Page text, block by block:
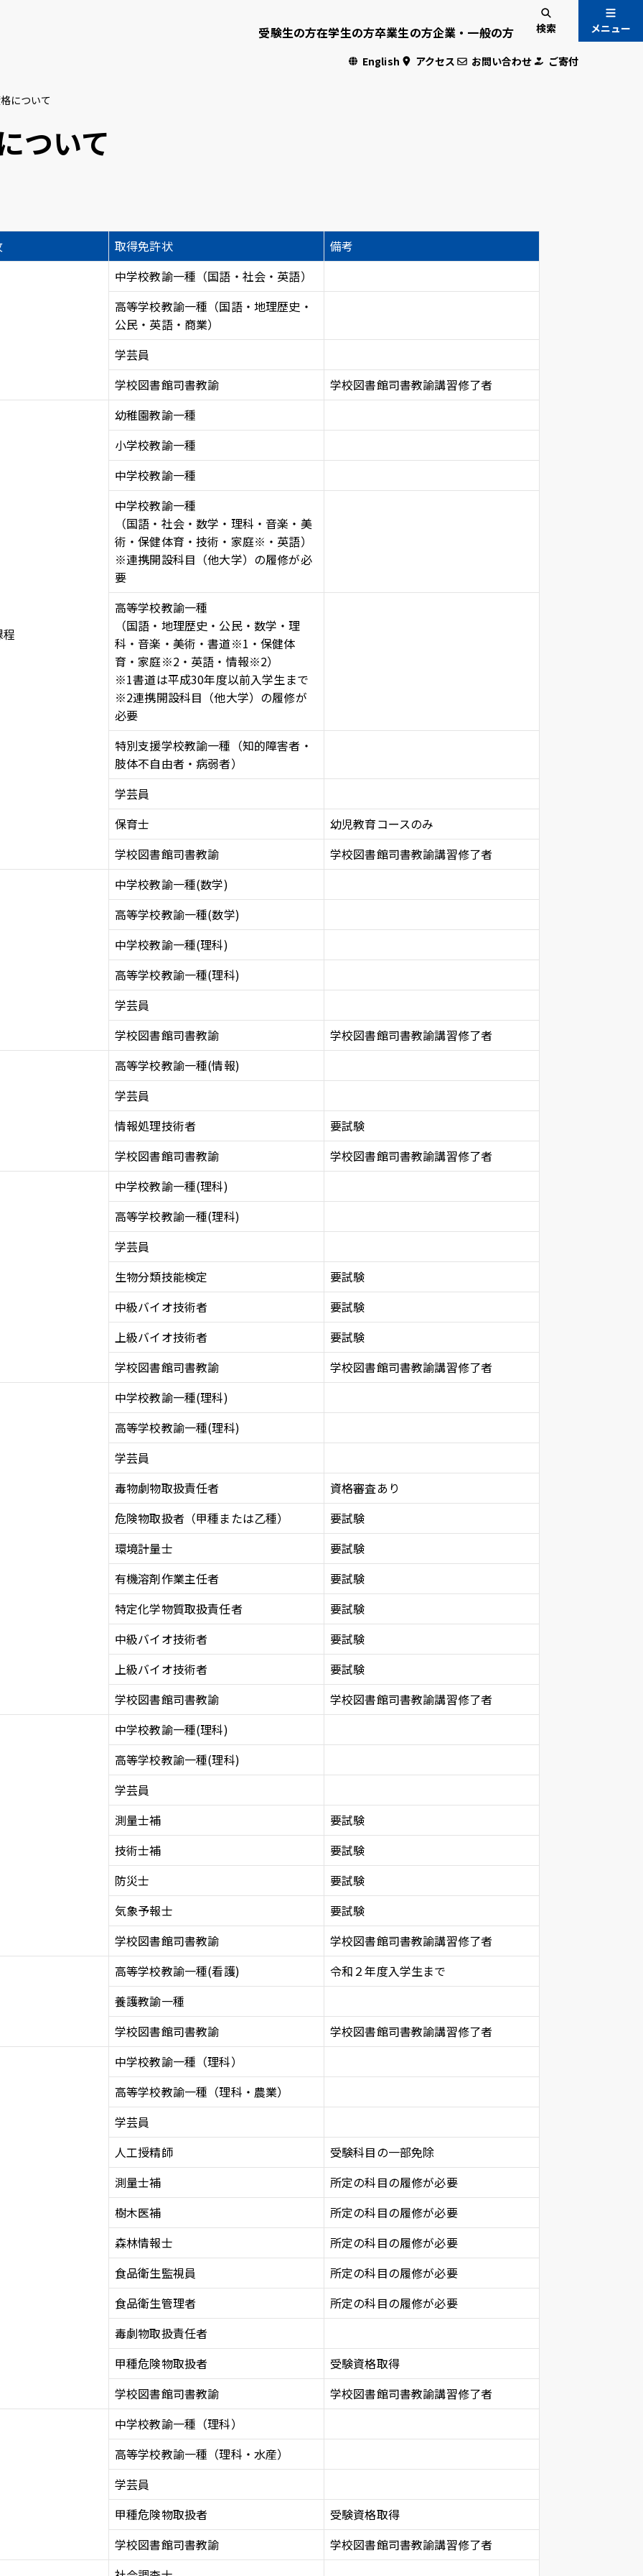
受験生の方在学生の方卒業生の方企業・一般の方 検索 メニュー
い合わせ サイトポリシープライバシーポリシー 教職員・学生専用
English アクセス お問い合わせ ご寄付
について
ついて
取得免許状 備考
中学校教諭一種（国語・社会・英語）
高等学校教諭一種（国語・地理歴史・
公民・英語・商業）
学芸員
学校図書館司書教諭
学校図書館司書教諭講習修了者
幼稚園教諭一種
小学校教諭一種
中学校教諭一種
中学校教諭一種
（国語・社会・数学・理科・音楽・美
術・保健体育・技術・家庭※・英語）
※連携開設科目（他大学）の履修が必
要
高等学校教諭一種
（国語・地理歴史・公民・数学・理
科・音楽・美術・書道※1・保健体
育・家庭※2・英語・情報※2）
※1書道は平成30年度以前入学生まで
※2連携開設科目（他大学）の履修が
必要
特別支援学校教諭一種（知的障害者・
肢体不自由者・病弱者）
学芸員
保育士
幼児教育コースのみ
学校図書館司書教諭
学校図書館司書教諭講習修了者
中学校教諭一種(数学)
高等学校教諭一種(数学)
中学校教諭一種(理科)
高等学校教諭一種(理科)
学芸員
学校図書館司書教諭
学校図書館司書教諭講習修了者
高等学校教諭一種(情報)
学芸員
情報処理技術者
要試験
学校図書館司書教諭
学校図書館司書教諭講習修了者
中学校教諭一種(理科)
高等学校教諭一種(理科)
学芸員
生物分類技能検定
要試験
中級バイオ技術者
要試験
上級バイオ技術者
要試験
学校図書館司書教諭
学校図書館司書教諭講習修了者
中学校教諭一種(理科)
高等学校教諭一種(理科)
学芸員
毒物劇物取扱責任者
資格審査あり
危険物取扱者（甲種または乙種）
要試験
環境計量士
要試験
有機溶剤作業主任者
要試験
特定化学物質取扱責任者
要試験
中級バイオ技術者
要試験
上級バイオ技術者
要試験
学校図書館司書教諭
学校図書館司書教諭講習修了者
中学校教諭一種(理科)
高等学校教諭一種(理科)
学芸員
測量士補
要試験
技術士補
要試験
防災士
要試験
気象予報士
要試験
学校図書館司書教諭
学校図書館司書教諭講習修了者
高等学校教諭一種(看護)
令和２年度入学生まで
養護教諭一種
学校図書館司書教諭
学校図書館司書教諭講習修了者
中学校教諭一種（理科）
高等学校教諭一種（理科・農業）
学芸員
人工授精師
受験科目の一部免除
測量士補
所定の科目の履修が必要
樹木医補
所定の科目の履修が必要
森林情報士
所定の科目の履修が必要
食品衛生監視員
所定の科目の履修が必要
食品衛生管理者
所定の科目の履修が必要
毒劇物取扱責任者
甲種危険物取扱者
受験資格取得
学校図書館司書教諭
学校図書館司書教諭講習修了者
中学校教諭一種（理科）
高等学校教諭一種（理科・水産）
学芸員
甲種危険物取扱者
受験資格取得
学校図書館司書教諭
学校図書館司書教諭講習修了者